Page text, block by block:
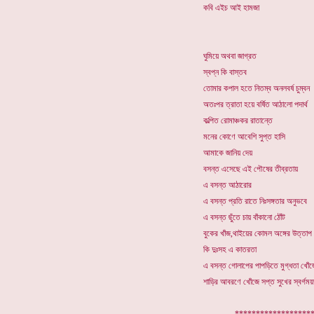
কবি এইচ আই হামজা
ঘুমিয়ে অথবা জাগ্রত
স্বপ্ন কি বাস্তব
তোমার কপাল হতে নিতম্ব অনলবর্ষ চুম্বন
অতঃপর ত্রাতা হয়ে বর্ষিত আঠালো পদার্থ
কল্পিত রোমাঞ্চকর রাতান্তে
মনের কোণে আবেশি সুপ্ত হাসি
আমাকে জানিয় দেয়
বসন্ত এসেছে এই পৌষের তীব্রতায়
এ বসন্ত আঠারোর
এ বসন্ত প্রতি রাতে নিঃসঙ্গতার অনুভবে
এ বসন্ত ছুঁতে চায় বাঁকানো ঠোঁট
বুকের খাঁজ,থাইয়ের কোমল অঙ্গের উত্তাপ
কি দুঃসহ এ কাতরতা
এ বসন্ত গোলাপের পাপড়িতে মুগ্ধতা
শাড়ির আবরণে খোঁজে সপ্ত সুখের